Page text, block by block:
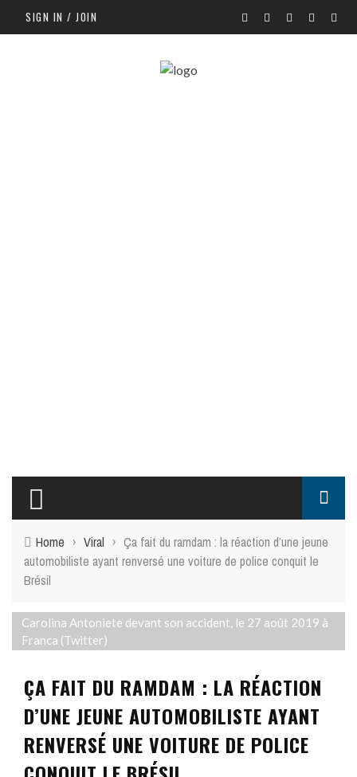
SIGN IN / JOIN
Home › Viral › Ça fait du ramdam : la réaction d’une jeune
automobiliste ayant renversé une voiture de police conquit le
Brésil
Carolina Antoniete devant son accident, le 27 août 2019 à
Franca (Twitter)
ÇA FAIT DU RAMDAM : LA RÉACTION
D’UNE JEUNE AUTOMOBILISTE AYANT
RENVERSÉ UNE VOITURE DE POLICE